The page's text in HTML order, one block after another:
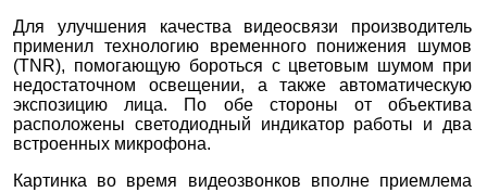
Для улучшения качества видеосвязи производитель
применил технологию временного понижения шумов
(TNR), помогающую бороться с цветовым шумом при
недостаточном освещении, а также автоматическую
экспозицию лица. По обе стороны от объектива
расположены светодиодный индикатор работы и два
встроенных микрофона.
Картинка во время видеозвонков вполне приемлема